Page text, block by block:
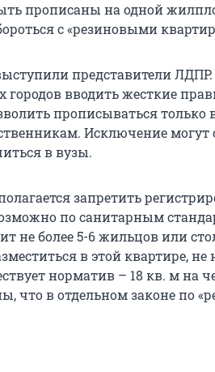
прописаны на одной
с «резиновыми
представители
вводить жесткие
прописываться только
Исключение могут
в вузы.
запретить
по санитарным
не более 5-6 жильцов или
в этой квартире,
норматив – 18 кв. м на
что в отдельном законе по